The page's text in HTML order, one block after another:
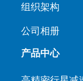
组织架构
公司相册
产品中心